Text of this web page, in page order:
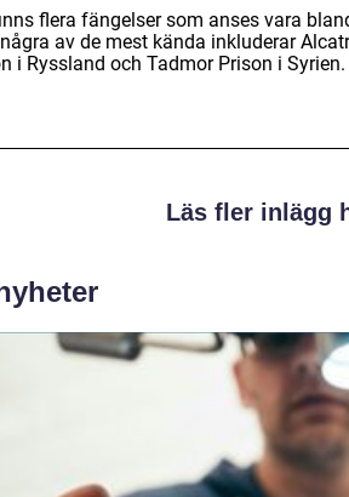
flera fängelser som anses vara
av de mest kända inkluderar
i Ryssland och Tadmor Prison i Syrien.
Läs fler inlägg